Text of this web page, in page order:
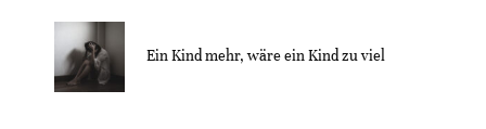
Ein Kind mehr, wäre ein Kind zu viel